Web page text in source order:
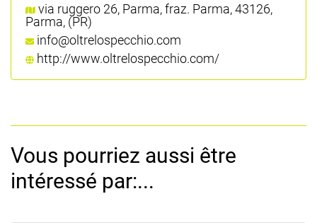
via ruggero 26, Parma, fraz. Parma, 43126,
Parma, (PR)
info@oltrelospecchio.com
http://www.oltrelospecchio.com/
Vous pourriez aussi être
intéressé par:...